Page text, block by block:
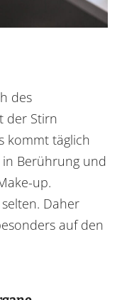
des
der Stirn
kommt täglich
Berührung und
up.
Daher
auf den